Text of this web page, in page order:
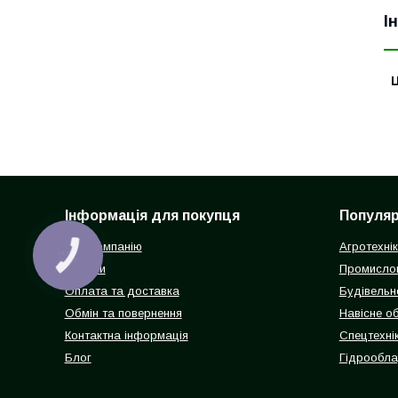
Інформація для покупця
Про компанію
Відгуки
Оплата та доставка
Обмін та повернення
Контактна інформація
Блог
Навісне
КНОПКА
ЗВ'ЯЗКУ